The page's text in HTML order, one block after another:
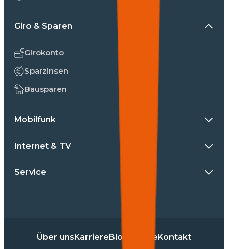
Giro & Sparen
Girokonto
Sparzinsen
Bausparen
Mobilfunk
Internet & TV
Service
Über unsKarriereBlog PresseKontakt